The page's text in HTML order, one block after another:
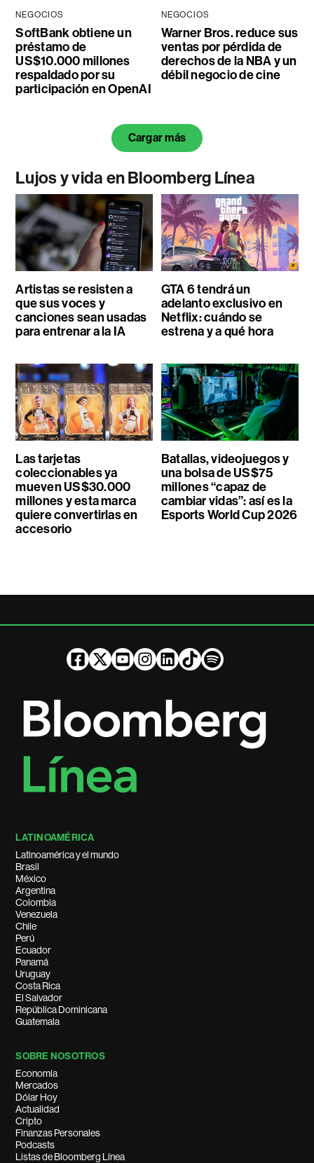
NEGOCIOS
SoftBank obtiene un
préstamo de
US$10.000 millones
respaldado por su
participación en OpenAI
NEGOCIOS
Warner Bros. reduce sus
ventas por pérdida de
derechos de la NBA y un
débil negocio de cine
Cargar más
Lujos y vida en Bloomberg Línea
Artistas se resisten a
que sus voces y
canciones sean usadas
para entrenar a la IA
GTA 6 tendrá un
adelanto exclusivo en
Netflix: cuándo se
estrena y a qué hora
Las tarjetas
coleccionables ya
mueven US$30.000
millones y esta marca
quiere convertirlas en
accesorio
Batallas, videojuegos y
una bolsa de US$75
millones “capaz de
cambiar vidas”: así es la
Esports World Cup 2026
LATINOAMÉRICA
Latinoamérica y el mundo
Brasil
México
Argentina
Colombia
Venezuela
Chile
Perú
Ecuador
Panamá
Uruguay
Costa Rica
El Salvador
República Dominicana
Guatemala
SOBRE NOSOTROS
Economía
Mercados
Dólar Hoy
Actualidad
Cripto
Finanzas Personales
Podcasts
Listas de Bloomberg Línea